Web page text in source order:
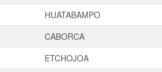
HUATABAMPO
CABORCA
ETCHOJOA